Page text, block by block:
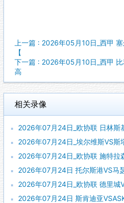
上一篇 : 2026年05月10日_西甲
【
下一篇 : 2026年05月10日_西甲 比
高
相关录像
2026年07月24日_欧协联 日林斯基VS瓦
2026年07月24日_埃尔维斯VS斯塔尔南
2026年07月24日_欧协联 施特拉森VS贝尔格
2026年07月24日 托尔斯港VS马瑟韦尔
2026年07月24日_欧协联 德里城VS里
2026年07月24日 斯肯迪亚VSASK布拉